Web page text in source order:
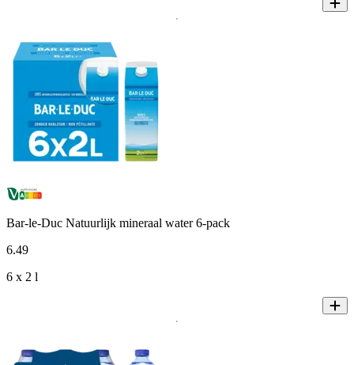
Bar-le-Duc Natuurlijk mineraal water 6-pack
6.49
6 x 2 l